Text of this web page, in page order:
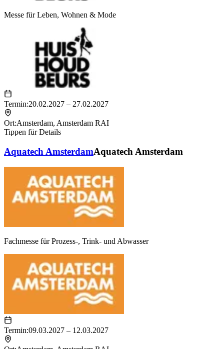
Messe für Leben, Wohnen & Mode
Termin:20.02.2027 – 27.02.2027
Ort:Amsterdam, Amsterdam RAI
Tippen für Details
Aquatech AmsterdamAquatech Amsterdam
Fachmesse für Prozess-, Trink- und Abwasser
Termin:09.03.2027 – 12.03.2027